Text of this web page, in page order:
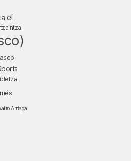
el
Arriaga